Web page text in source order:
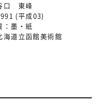
口 東峰
(平成03)
墨・紙
海道立函館美術館